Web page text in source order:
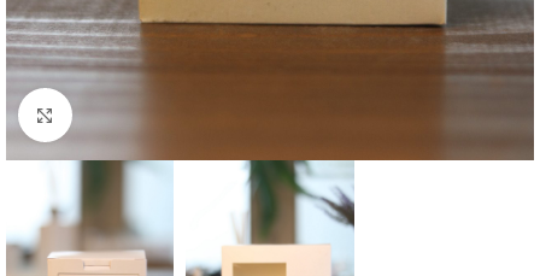
Clique para ampliar